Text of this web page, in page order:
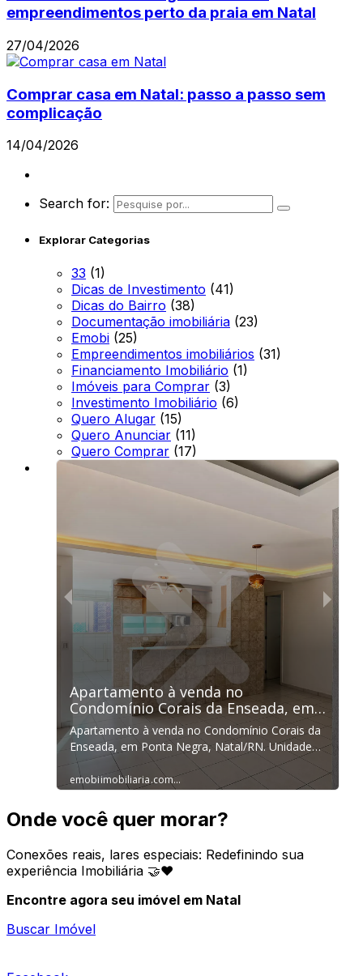
empreendimentos perto da praia em Natal
27/04/2026
Comprar casa em Natal: passo a passo sem
complicação
14/04/2026
Search for:
Explorar Categorias
33 (1)
Dicas de Investimento (41)
Dicas do Bairro (38)
Documentação imobiliária (23)
Emobi (25)
Empreendimentos imobiliários (31)
Financiamento Imobiliário (1)
Imóveis para Comprar (3)
Investimento Imobiliário (6)
Quero Alugar (15)
Quero Anunciar (11)
Quero Comprar (17)
Onde você quer morar?
Conexões reais, lares especiais: Redefinindo sua
experiência Imobiliária 🤝❤️
Encontre agora seu imóvel em Natal
Buscar Imóvel